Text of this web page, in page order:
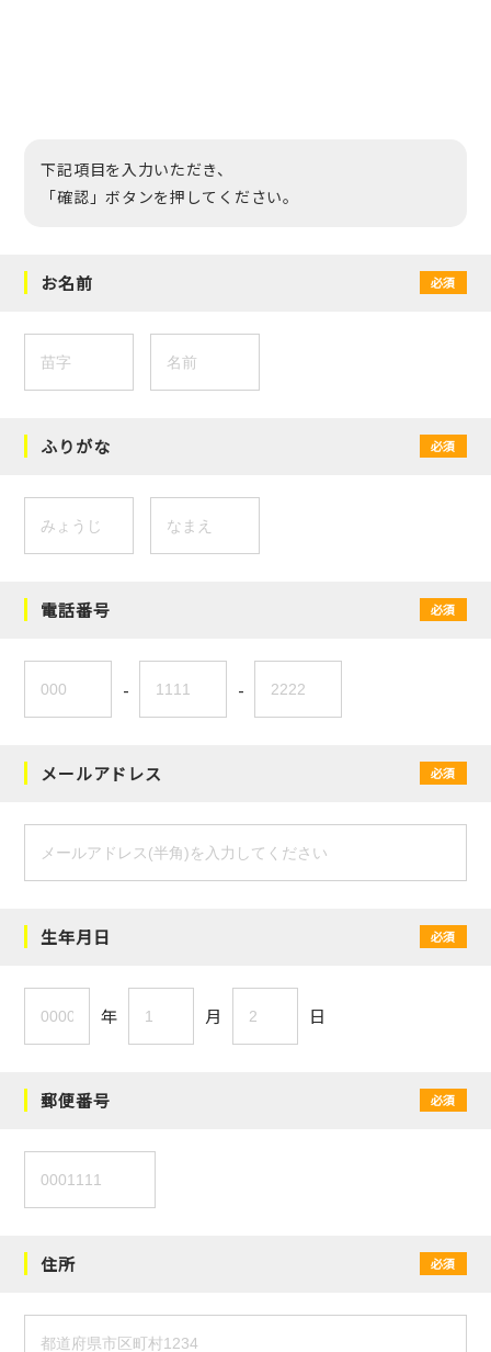
下記項目を入力いただき、
「確認」ボタンを押してください。
お名前 必須
ふりがな 必須
電話番号 必須
- -
メールアドレス 必須
生年月日 必須
年 月 日
郵便番号 必須
住所 必須